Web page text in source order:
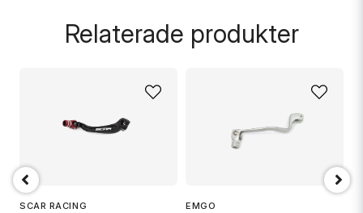
Relaterade produkter
SCAR RACING EMGO